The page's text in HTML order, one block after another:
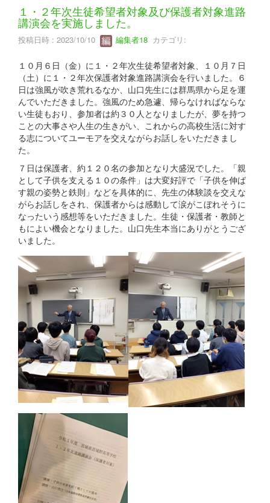
１・２年次生徒希望者対象及び保護者対象進路
講演会を実施しました。
投稿日時 : 2023/10/10 編集者18 カテゴリ:
１０月６日（金）に１・２年次生徒希望者対象、１０月７日
（土）に１・２年次保護者対象進路講演会を行いました。６
日は強風が吹き荒れるなか、山口先生には群馬県から足を運
んでいただきました。強風のため急遽、帰らなければならな
い生徒もおり、参加者は約３０人となりましたが、夢を持つ
ことの大事さや人生の生きがい、これからの高校生活に対す
る志についてユーモアを交えながらお話しをいただきまし
た。
７日は保護者、約１２０名の参加となり大盛況でした。「親
として子供を支える１０の条件」は大変好評で「子供を伸ば
す親の姿勢と鉄則」などを具体的に、先生の体験談を交えな
がらお話しをされ、保護者からは感動して涙がこぼれそうに
なったいう感想等をいただきました。生徒・保護者・教師と
もによい機会となりました。山口先生本当にありがとうござ
いました。